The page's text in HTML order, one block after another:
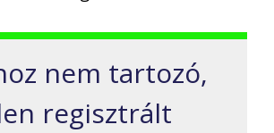
nem tartozó,
regisztrált